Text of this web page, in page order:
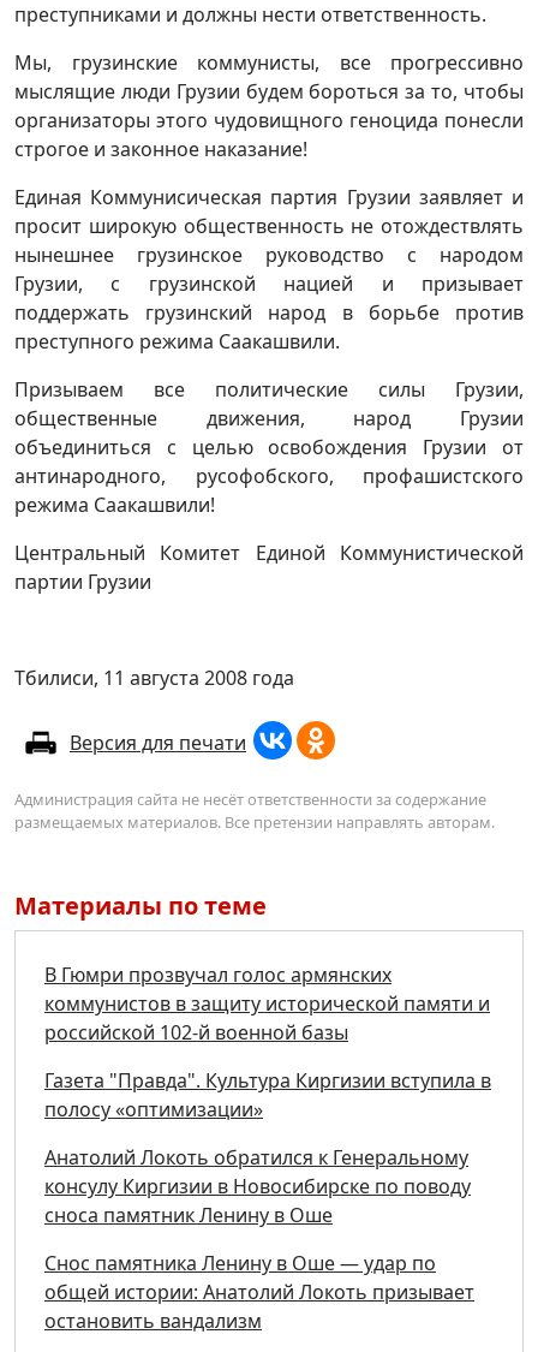
преступниками и должны нести ответственность.
Мы, грузинские коммунисты, все прогрессивно
мыслящие люди Грузии будем бороться за то, чтобы
организаторы этого чудовищного геноцида понесли
строгое и законное наказание!
Единая Коммунисическая партия Грузии заявляет и
просит широкую общественность не отождествлять
нынешнее грузинское руководство с народом
Грузии, с грузинской нацией и призывает
поддержать грузинский народ в борьбе против
преступного режима Саакашвили.
Призываем все политические силы Грузии,
общественные движения, народ Грузии
объединиться с целью освобождения Грузии от
антинародного, русофобского, профашистского
режима Саакашвили!
Центральный Комитет Единой Коммунистической
партии Грузии
Тбилиси, 11 августа 2008 года
Версия для печати
Администрация сайта не несёт ответственности за содержание
размещаемых материалов. Все претензии направлять авторам.
Материалы по теме
В Гюмри прозвучал голос армянских
коммунистов в защиту исторической памяти и
российской 102-й военной базы
Газета "Правда". Культура Киргизии вступила в
полосу «оптимизации»
Анатолий Локоть обратился к Генеральному
консулу Киргизии в Новосибирске по поводу
сноса памятник Ленину в Оше
Снос памятника Ленину в Оше — удар по
общей истории: Анатолий Локоть призывает
остановить вандализм